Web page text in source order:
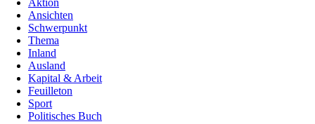
Aktion
Ansichten
Schwerpunkt
Thema
Inland
Ausland
Kapital & Arbeit
Feuilleton
Sport
Politisches Buch